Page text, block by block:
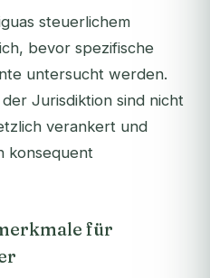
steuerlichem
bevor spezifische
untersucht werden.
Jurisdiktion sind nicht
verankert und
konsequent
für